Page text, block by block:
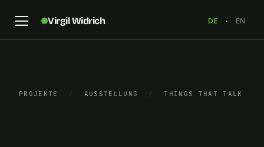
Virgil Widrich DE · EN
PROJEKTE / AUSSTELLUNG / THINGS THAT TALK
Naturhistorisches Museum Wien, 2011. Foto: Iulian